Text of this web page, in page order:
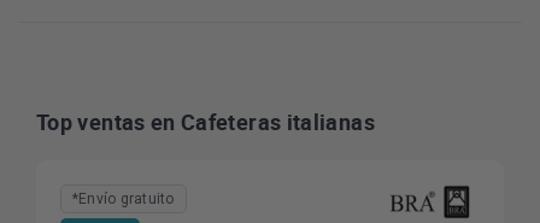
Top ventas en Cafeteras italianas
*Envío gratuito